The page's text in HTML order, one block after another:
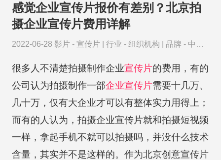
感觉企业宣传片报价有差别？北京拍
摄企业宣传片费用详解
2022-06-28 影片 - 宣传片 行业 - 组织机构 品牌 - 中国
很多人不清楚拍摄制作企业宣传片的费用，有的
公司认为拍摄制作一部企业宣传片需要十几万、
几十万，仅有大企业才可以有整体实力用得上；
而有的人认为，拍摄企业宣传片就和拍摄短视频
一样，拿起手机不就可以拍摄吗，并没什么技术
含量，其实并不是这样的。作为北京创意宣传片